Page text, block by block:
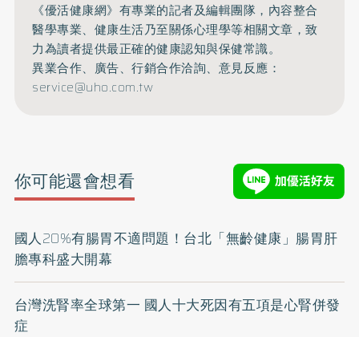
《優活健康網》有專業的記者及編輯團隊，內容整合
醫學專業、健康生活乃至關係心理學等相關文章，致
力為讀者提供最正確的健康認知與保健常識。
異業合作、廣告、行銷合作洽詢、意見反應：
service@uho.com.tw
你可能還會想看
國人20%有腸胃不適問題！台北「無齡健康」腸胃肝
膽專科盛大開幕
台灣洗腎率全球第一 國人十大死因有五項是心腎併發
症